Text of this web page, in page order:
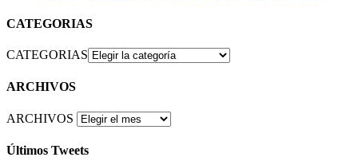
CATEGORIAS
CATEGORIAS
ARCHIVOS
ARCHIVOS
Últimos Tweets